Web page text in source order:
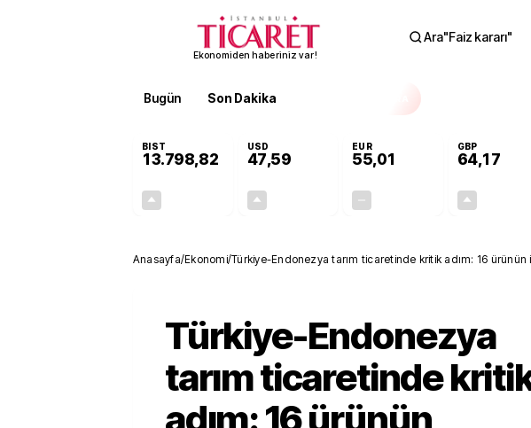
Ekonomiden haberiniz var!
Ara"Faiz kararı"
Bugün Son Dakika
BIST
13.798,82
USD
47,59
EUR
55,01
GBP
64,17
Anasayfa/Ekonomi/Türkiye-Endonezya tarım ticaretinde kritik adım: 16 ürünün
Türkiye-Endonezya
tarım ticaretinde
adım: 16 ürünün